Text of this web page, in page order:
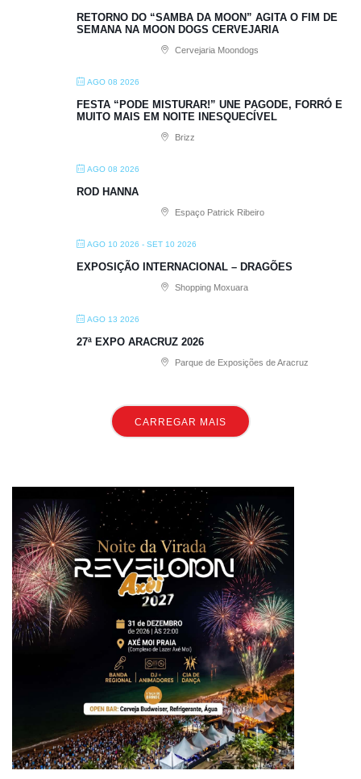
RETORNO DO “SAMBA DA MOON” AGITA O FIM DE
SEMANA NA MOON DOGS CERVEJARIA
Cervejaria Moondogs
AGO 08 2026
FESTA “PODE MISTURAR!” UNE PAGODE, FORRÓ E
MUITO MAIS EM NOITE INESQUECÍVEL
Brizz
AGO 08 2026
ROD HANNA
Espaço Patrick Ribeiro
AGO 10 2026 - SET 10 2026
EXPOSIÇÃO INTERNACIONAL – DRAGÕES
Shopping Moxuara
AGO 13 2026
27ª EXPO ARACRUZ 2026
Parque de Exposições de Aracruz
CARREGAR MAIS